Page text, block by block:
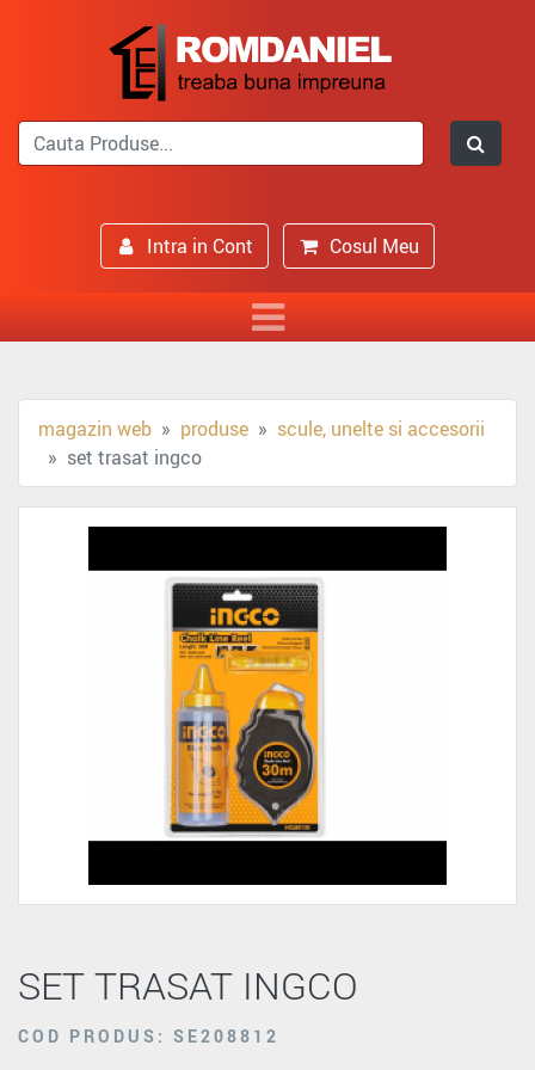
Intra in Cont Cosul Meu
magazin web produse
scule, unelte si accesorii
set trasat ingco
SET TRASAT INGCO
COD PRODUS: SE208812